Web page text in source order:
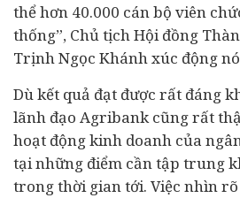
thể hơn 40.000 cán bộ viên
thống”, Chủ tịch Hội đồng
Trịnh Ngọc Khánh xúc động
Dù kết quả đạt được rất đáng
lãnh đạo Agribank cũng rất
hoạt động kinh doanh của
tại những điểm cần tập trung
trong thời gian tới. Việc nhìn